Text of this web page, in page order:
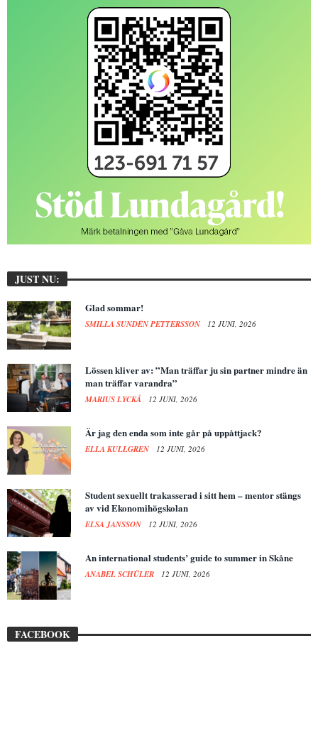
JUST NU:
Glad sommar!
SMILLA SUNDÉN PETTERSSON 12 JUNI, 2026
Lössen kliver av: ”Man träffar ju sin partner mindre än
man träffar varandra”
MARIUS LYCKÅ 12 JUNI, 2026
Är jag den enda som inte går på uppåttjack?
ELLA KULLGREN 12 JUNI, 2026
Student sexuellt trakasserad i sitt hem – mentor stängs
av vid Ekonomihögskolan
ELSA JANSSON 12 JUNI, 2026
An international students’ guide to summer in Skåne
ANABEL SCHÜLER 12 JUNI, 2026
FACEBOOK